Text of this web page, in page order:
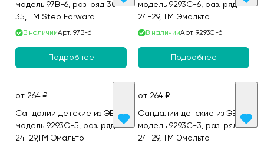
модель 97B-6, раз. ряд 30-
35, ТМ Step Forward
В наличииАрт. 97B-6
Подробнее
модель 9293C-6, раз. ряд
24-29, ТМ Эмальто
В наличииАрт. 9293C-6
Подробнее
от 264 ₽
Сандалии детские из ЭВА,
модель 9293C-5, раз. ряд
24-29,ТМ Эмальто
от 264 ₽
Сандалии детские из ЭВА,
модель 9293С-3, раз. ряд
24-29, ТМ Эмальто